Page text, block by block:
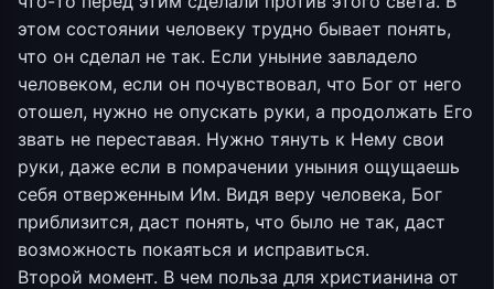
этом состоянии человеку трудно бывает понять,
что он сделал не так. Если уныние завладело
человеком, если он почувствовал, что Бог от него
отошел, нужно не опускать руки, а продолжать Его
звать не переставая. Нужно тянуть к Нему свои
руки, даже если в помрачении уныния ощущаешь
себя отверженным Им. Видя веру человека, Бог
приблизится, даст понять, что было не так, даст
возможность покаяться и исправиться.
Второй момент. В чем польза для христианина от